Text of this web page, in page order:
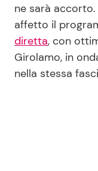
Salute
Viaggi e Turismo
ne sarà
affetto il
diretta, con
Girolamo, in
nella stessa